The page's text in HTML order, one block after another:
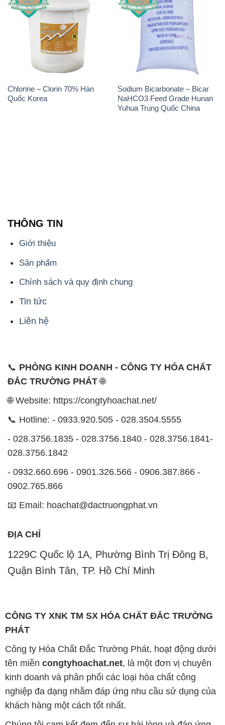
Chlorine – Clorin 70% Hàn
Quốc Korea
Sodium Bicarbonate – Bicar
NaHCO3 Feed Grade Hunan
Yuhua Trung Quốc China
THÔNG TIN
Giới thiệu
Sản phẩm
Chính sách và quy định chung
Tin tức
Liên hệ
📞 PHÒNG KINH DOANH - CÔNG TY HÓA CHẤT
ĐẮC TRƯỜNG PHÁT🌐
🌐 Website: https://congtyhoachat.net/
📞 Hotline: - 0933.920.505 - 028.3504.5555
- 028.3756.1835 - 028.3756.1840 - 028.3756.1841-
028.3756.1842
- 0932.660.696 - 0901.326.566 - 0906.387.866 -
0902.765.866
📧 Email: hoachat@dactruongphat.vn
ĐỊA CHỈ
1229C Quốc lộ 1A, Phường Bình Trị Đông B,
Quận Bình Tân, TP. Hồ Chí Minh
CÔNG TY XNK TM SX HÓA CHẤT ĐẮC TRƯỜNG
PHÁT
Công ty Hóa Chất Đắc Trường Phát, hoạt động dưới
tên miền congtyhoachat.net, là một đơn vị chuyên
kinh doanh và phân phối các loại hóa chất công
nghiệp đa dạng nhằm đáp ứng nhu cầu sử dụng của
khách hàng một cách tốt nhất.